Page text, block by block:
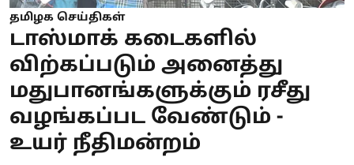
தமிழக செய்திகள்
டாஸ்மாக் கடைகளில்
விற்கப்படும் அனைத்து
மதுபானங்களுக்கும் ரசீது
வழங்கப்பட வேண்டும் -
உயர் நீதிமன்றம்